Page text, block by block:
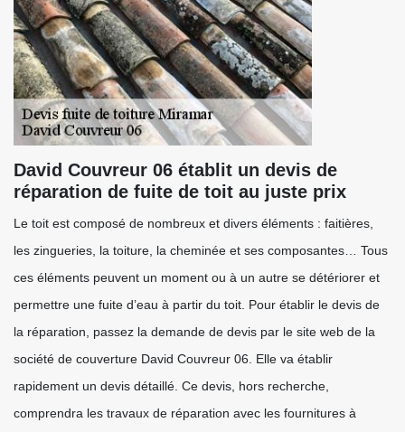
David Couvreur 06 établit un devis de
réparation de fuite de toit au juste prix
Le toit est composé de nombreux et divers éléments : faitières,
les zingueries, la toiture, la cheminée et ses composantes… Tous
ces éléments peuvent un moment ou à un autre se détériorer et
permettre une fuite d’eau à partir du toit. Pour établir le devis de
la réparation, passez la demande de devis par le site web de la
société de couverture David Couvreur 06. Elle va établir
rapidement un devis détaillé. Ce devis, hors recherche,
comprendra les travaux de réparation avec les fournitures à